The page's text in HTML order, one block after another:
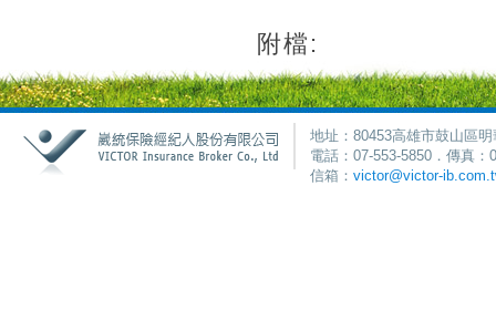
附檔:
地址：80453高雄市鼓山區
電話：07-553-5850．傳真
信箱： victor@victor-